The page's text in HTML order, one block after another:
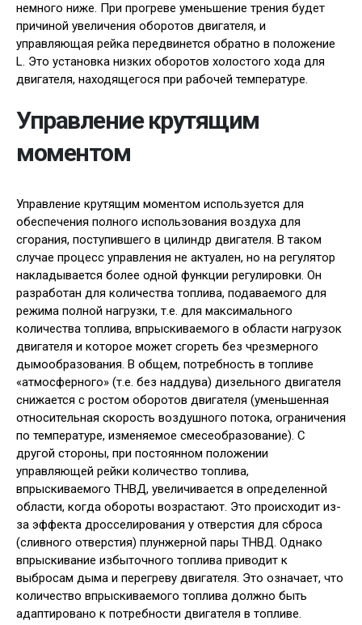
немного ниже. При прогреве уменьшение трения будет
причиной увеличения оборотов двигателя, и
управляющая рейка передвинется обратно в положение
L. Это установка низких оборотов холостого хода для
двигателя, находящегося при рабочей температуре.
Управление крутящим
моментом
Управление крутящим моментом используется для
обеспечения полного использования воздуха для
сгорания, поступившего в цилиндр двигателя. В таком
случае процесс управления не актуален, но на регулятор
накладывается более одной функции регулировки. Он
разработан для количества топлива, подаваемого для
режима полной нагрузки, т.е. для максимального
количества топлива, впрыскиваемого в области нагрузок
двигателя и которое может сгореть без чрезмерного
дымообразования. В общем, потребность в топливе
«атмосферного» (т.е. без наддува) дизельного двигателя
снижается с ростом оборотов двигателя (уменьшенная
относительная скорость воздушного потока, ограничения
по температуре, изменяемое смесеобразование). С
другой стороны, при постоянном положении
управляющей рейки количество топлива,
впрыскиваемого ТНВД, увеличивается в определенной
области, когда обороты возрастают. Это происходит из-
за эффекта дросселирования у отверстия для сброса
(сливного отверстия) плунжерной пары ТНВД. Однако
впрыскивание избыточного топлива приводит к
выбросам дыма и перегреву двигателя. Это означает, что
количество впрыскиваемого топлива должно быть
адаптировано к потребности двигателя в топливе.